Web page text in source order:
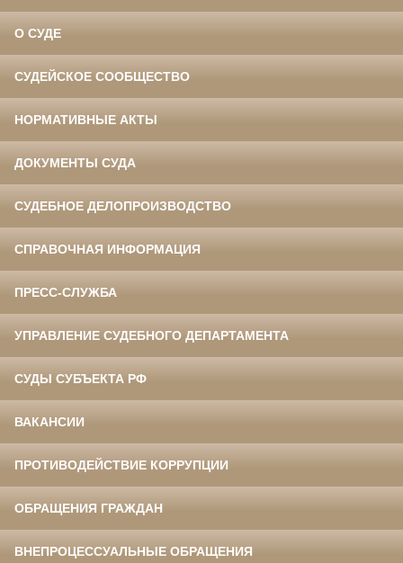
О СУДЕ
СУДЕЙСКОЕ СООБЩЕСТВО
НОРМАТИВНЫЕ АКТЫ
ДОКУМЕНТЫ СУДА
СУДЕБНОЕ ДЕЛОПРОИЗВОДСТВО
СПРАВОЧНАЯ ИНФОРМАЦИЯ
ПРЕСС-СЛУЖБА
УПРАВЛЕНИЕ СУДЕБНОГО ДЕПАРТАМЕНТА
СУДЫ СУБЪЕКТА РФ
ВАКАНСИИ
ПРОТИВОДЕЙСТВИЕ КОРРУПЦИИ
ОБРАЩЕНИЯ ГРАЖДАН
ВНЕПРОЦЕССУАЛЬНЫЕ ОБРАЩЕНИЯ